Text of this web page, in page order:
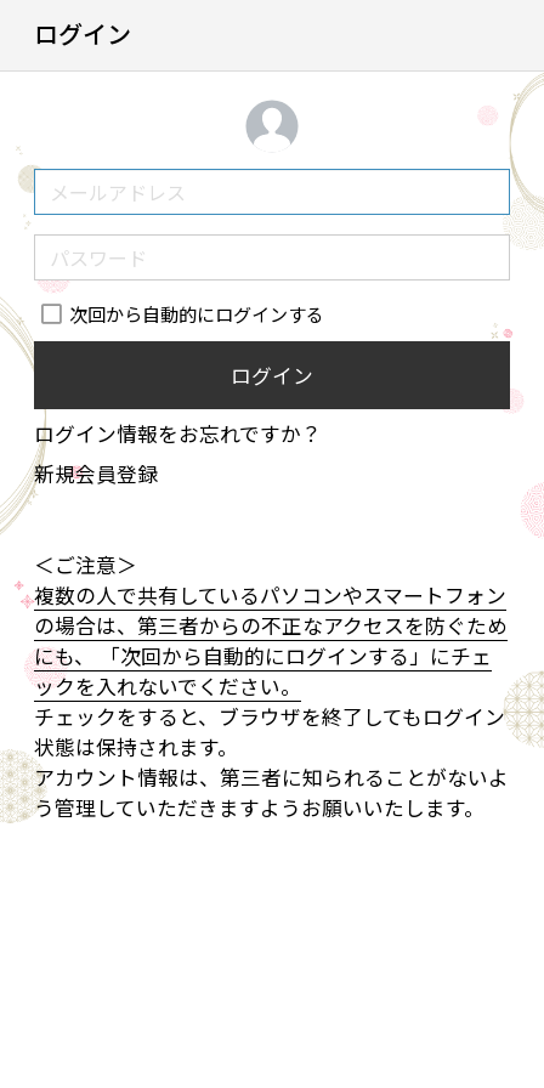
ログイン
次回から自動的にログインする
ログイン
ログイン情報をお忘れですか？
新規会員登録
＜ご注意＞
複数の人で共有しているパソコンやスマートフォン
の場合は、第三者からの不正なアクセスを防ぐため
にも、 「次回から自動的にログインする」にチェ
ックを入れないでください。
チェックをすると、ブラウザを終了してもログイン
状態は保持されます。
アカウント情報は、第三者に知られることがないよ
う管理していただきますようお願いいたします。